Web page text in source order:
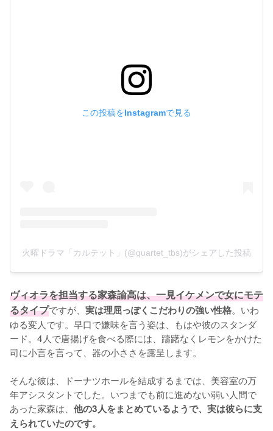
この投稿をInstagramで見る
火曜ドラマ「カルテット」(@quartet_tbs)がシェアした投稿
ヴィオラを担当する家森諭高は、一見イケメンで女にモテ
るタイプですが、 実は理屈っぽくこだわりの強い性格。いわ
ゆる変人です。早口で嫌味を言う姿は、もはや彼のスタンダ
ード。4人で唐揚げを食べる際には、躊躇なくレモンをかけた
司に小言を言って、器の小ささを露呈します。
そんな彼は、ドーナツホールを結成するまでは、美容室の万
年アシスタントでした。いつまでも前に進めない弱い人間で
あった家森は、 他の3人をまとめているようで、実は彼らに支
えられていたのです。